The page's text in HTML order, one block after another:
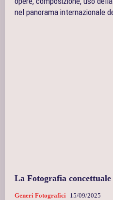
nel panorama internazionale
La Fotografia concettuale
Generi Fotografici 15/09/2025